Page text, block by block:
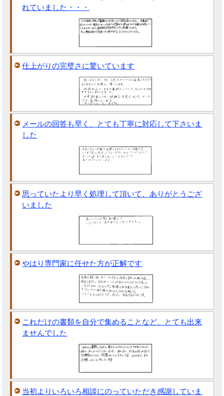
れていました・・・
仕上がりの完璧さに驚いています
メールの回答も早く、とても丁寧に対応して下さいま
した
思っていたより早く処理して頂いて、ありがとうござ
いました
やはり専門家に任せた方が正解です
これだけの書類を自分で集めることなど、とても出来
ませんでした
当初よりいろいろ相談にのっていただき感謝していま